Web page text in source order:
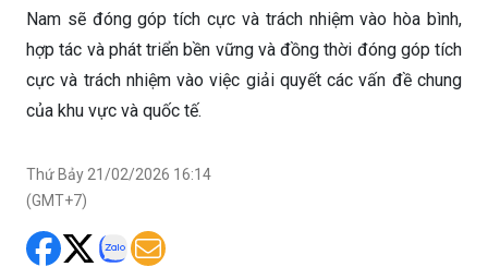
Nam sẽ đóng góp tích cực và trách nhiệm vào hòa bình,
hợp tác và phát triển bền vững và đồng thời đóng góp tích
cực và trách nhiệm vào việc giải quyết các vấn đề chung
của khu vực và quốc tế.
Thứ Bảy 21/02/2026 16:14
(GMT+7)